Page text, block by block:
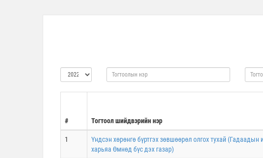
# Тогтоол шийдвэрийн нэр
1
Үндсэн хөрөнгө бүртгэх зөвшөөрөл олгох тухай (Гадаадын
харьяа Өмнөд бүс дэх газар)